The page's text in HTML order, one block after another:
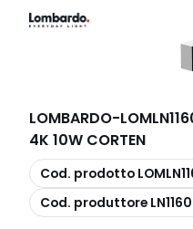
LOMBARDO-
4K 10W CORTEN
copia
Cod. prodotto
copia
Cod. produttore